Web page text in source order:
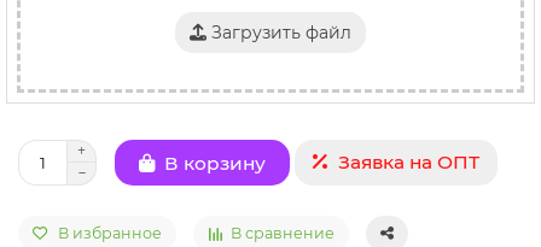
Загрузить файл
В корзину Заявка на ОПТ
В избранное В сравнение